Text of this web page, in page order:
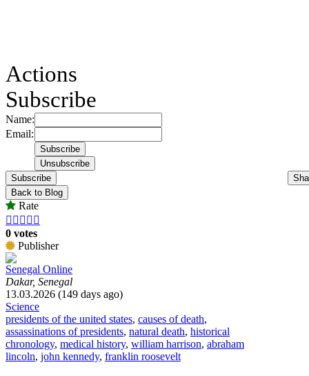
Actions
Subscribe
Name:
Email:
Subscribe
Back to Blog
Rate
    
0 votes
Publisher
Senegal Online
Dakar, Senegal
13.03.2026 (149 days ago)
Science
presidents of the united states, causes of death,
assassinations of presidents, natural death, historical
chronology, medical history, william harrison, abraham
lincoln, john kennedy, franklin roosevelt